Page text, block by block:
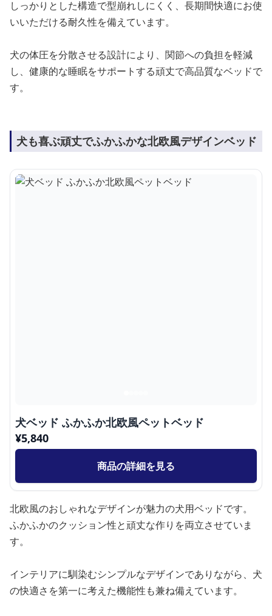
しっかりとした構造で型崩れしにくく、長期間快適にお使
いいただける耐久性を備えています。
犬の体圧を分散させる設計により、関節への負担を軽減
し、健康的な睡眠をサポートする頑丈で高品質なベッドで
す。
犬も喜ぶ頑丈でふかふかな北欧風デザインベッド
犬ベッド ふかふか北欧風ペットベッド
¥5,840
商品の詳細を見る
北欧風のおしゃれなデザインが魅力の犬用ベッドです。
ふかふかのクッション性と頑丈な作りを両立させていま
す。
インテリアに馴染むシンプルなデザインでありながら、犬
の快適さを第一に考えた機能性も兼ね備えています。